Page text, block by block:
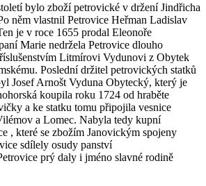
bylo zboží petrovické v držení Jindřicha
něm vlastnil Petrovice Heřman Ladislav
je v roce 1655 prodal Eleonoře
Marie nedržela Petrovice dlouho
Litmírovi Vydunovi z Obytek
Poslední držitel petrovických statků
Josef Arnošt Vyduna Obytecký, který je
koupila roku 1724 od hraběte
a ke statku tomu připojila vesnice
a Lomec. Nabyla tedy kupní
, které se zbožím Janovickým spojeny
sdílely osudy panství
prý daly i jméno slavné rodině